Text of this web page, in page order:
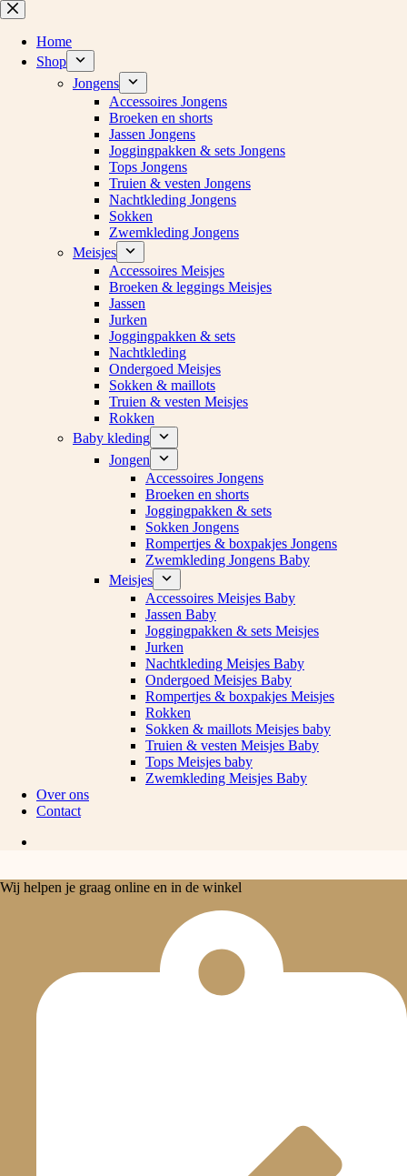
Ga
naar
inhoud
Home
Shop
Jongens
Accessoires Jongens
Broeken en shorts
Jassen Jongens
Joggingpakken & sets Jongens
Tops Jongens
Truien & vesten Jongens
Nachtkleding Jongens
Sokken
Zwemkleding Jongens
Meisjes
Accessoires Meisjes
Broeken & leggings Meisjes
Jassen
Jurken
Joggingpakken & sets
Nachtkleding
Ondergoed Meisjes
Sokken & maillots
Truien & vesten Meisjes
Rokken
Baby kleding
Jongen
Accessoires Jongens
Broeken en shorts
Joggingpakken & sets
Sokken Jongens
Rompertjes & boxpakjes Jongens
Zwemkleding Jongens Baby
Meisjes
Accessoires Meisjes Baby
Jassen Baby
Joggingpakken & sets Meisjes
Jurken
Nachtkleding Meisjes Baby
Ondergoed Meisjes Baby
Rompertjes & boxpakjes Meisjes
Rokken
Sokken & maillots Meisjes baby
Truien & vesten Meisjes Baby
Tops Meisjes baby
Zwemkleding Meisjes Baby
Over ons
Contact
Wij helpen je graag online en in de winkel